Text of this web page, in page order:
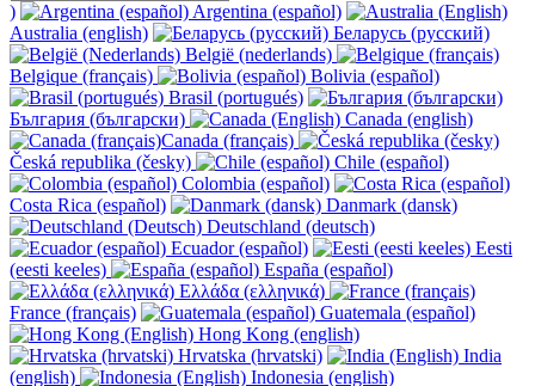
)
Argentina (español)
Australia (english)
Беларусь (русский)
België (nederlands)
Belgique (français)
Bolivia (español)
Brasil (portugués)
България (български)
Canada (english)
Canada (français)
Česká republika (česky)
Chile (español)
Colombia (español)
Costa Rica (español)
Danmark (dansk)
Deutschland (deutsch)
Ecuador (español)
Eesti
(eesti keeles)
España (español)
Ελλάδα (ελληνικά)
France (français)
Guatemala (español)
Hong Kong (english)
Hrvatska (hrvatski)
India
(english)
Indonesia (english)